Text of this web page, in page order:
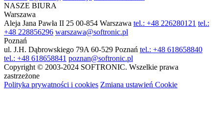
NASZE BIURA
Warszawa
Aleja Jana Pawła II 25 00-854 Warszawa tel.: +48 226280121 tel.:
+48 228856296 warszawa@softronic.pl
Poznań
ul. J.H. Dąbrowskiego 79A 60-529 Poznań tel.: +48 618658840
tel.: +48 618658841 poznan@softronic.pl
Copyright © 2003-2024 SOFTRONIC. Wszelkie prawa
zastrzeżone
Polityka prywatności i cookies Zmiana ustawień Cookie